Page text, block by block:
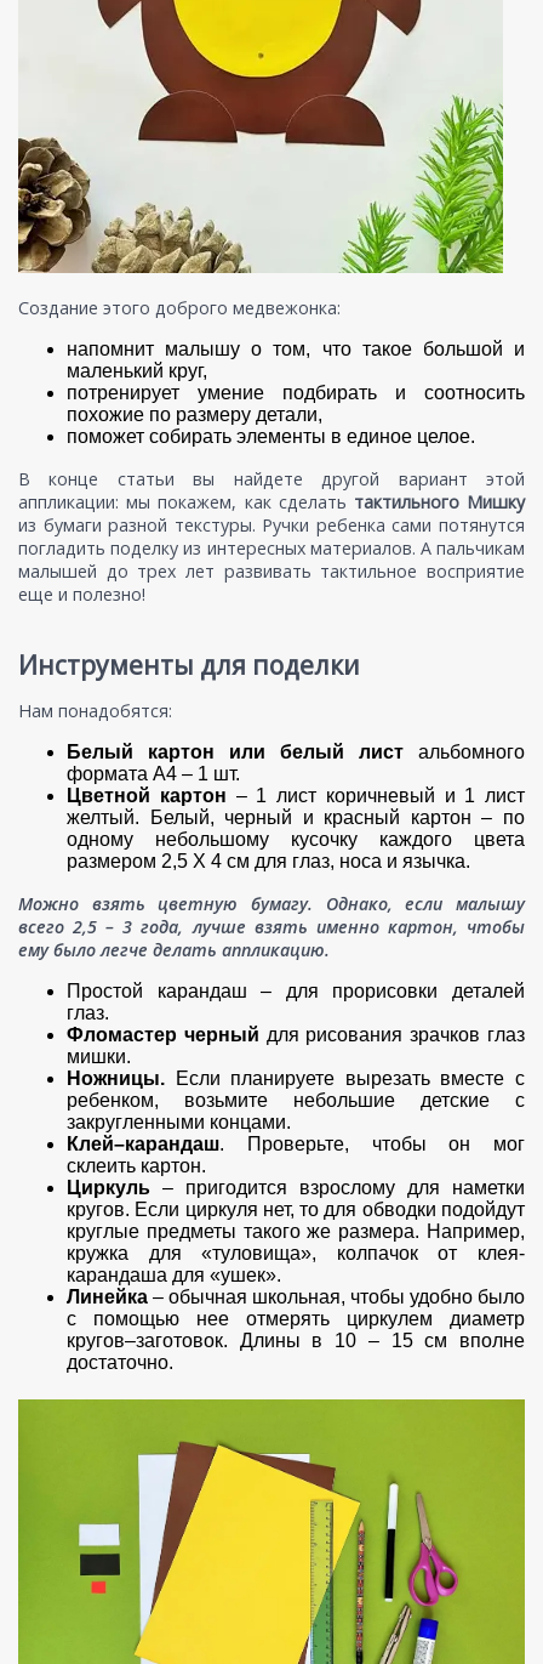
Создание этого доброго медвежонка:
напомнит малышу о том, что такое большой и
маленький круг,
потренирует умение подбирать и соотносить
похожие по размеру детали,
поможет собирать элементы в единое целое.
В конце статьи вы найдете другой вариант этой
аппликации: мы покажем, как сделать тактильного Мишку
из бумаги разной текстуры. Ручки ребенка сами потянутся
погладить поделку из интересных материалов. А пальчикам
малышей до трех лет развивать тактильное восприятие
еще и полезно!
Инструменты для поделки
Нам понадобятся:
Белый картон или белый лист альбомного
формата А4 – 1 шт.
Цветной картон – 1 лист коричневый и 1 лист
желтый. Белый, черный и красный картон – по
одному небольшому кусочку каждого цвета
размером 2,5 Х 4 см для глаз, носа и язычка.
Можно взять цветную бумагу. Однако, если малышу
всего 2,5 – 3 года, лучше взять именно картон, чтобы
ему было легче делать аппликацию.
Простой карандаш – для прорисовки деталей
глаз.
Фломастер черный для рисования зрачков глаз
мишки.
Ножницы.
Если планируете вырезать вместе с
ребенком, возьмите небольшие детские с
закругленными концами.
Клей–карандаш. Проверьте, чтобы он мог
склеить картон.
Циркуль – пригодится взрослому для наметки
кругов. Если циркуля нет, то для обводки подойдут
круглые предметы такого же размера. Например,
кружка для «туловища», колпачок от клея-
карандаша для «ушек».
Линейка – обычная школьная, чтобы удобно было
с помощью нее отмерять циркулем диаметр
кругов–заготовок. Длины в 10 – 15 см вполне
достаточно.